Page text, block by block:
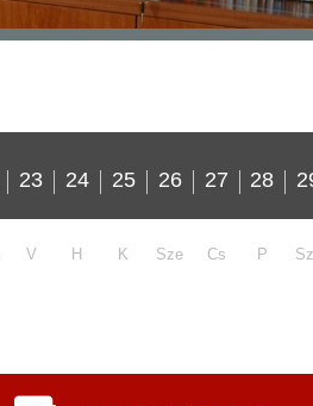
23 24 25 26 27 28
V H K Sze Cs P